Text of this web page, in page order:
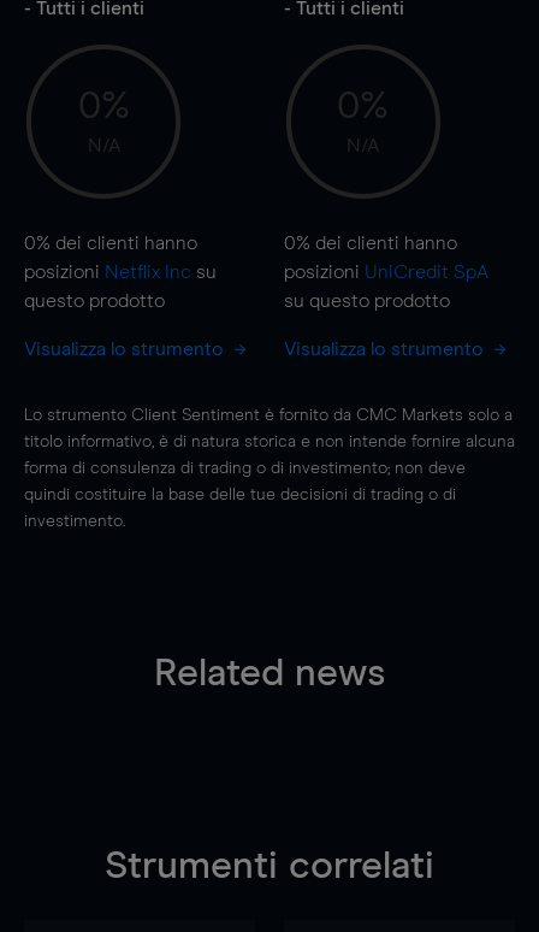
- Tutti i clienti
0%
N/A
0% dei clienti hanno
posizioni Netflix Inc su
questo prodotto
Visualizza lo strumento
- Tutti i clienti
0%
N/A
0% dei clienti hanno
posizioni UniCredit SpA
su questo prodotto
Visualizza lo strumento
Lo strumento Client Sentiment è fornito da CMC Markets solo a
titolo informativo, è di natura storica e non intende fornire alcuna
forma di consulenza di trading o di investimento; non deve
quindi costituire la base delle tue decisioni di trading o di
investimento.
Related news
Strumenti correlati